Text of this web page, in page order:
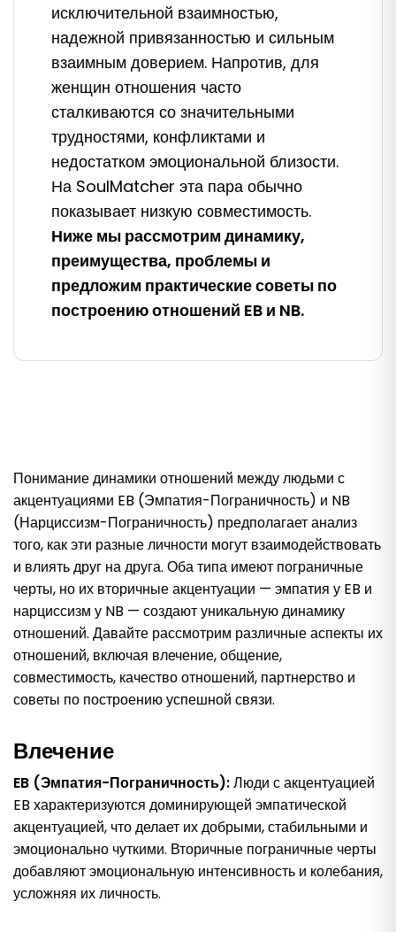
исключительной взаимностью,
надежной привязанностью и сильным
взаимным доверием. Напротив, для
женщин отношения часто
сталкиваются со значительными
трудностями, конфликтами и
недостатком эмоциональной близости.
На SoulMatcher эта пара обычно
показывает низкую совместимость.
Ниже мы рассмотрим динамику,
преимущества, проблемы и
предложим практические советы по
построению отношений EB и NB.
Понимание динамики отношений между людьми с
акцентуациями EB (Эмпатия-Пограничность) и NB
(Нарциссизм-Пограничность) предполагает анализ
того, как эти разные личности могут взаимодействовать
и влиять друг на друга. Оба типа имеют пограничные
черты, но их вторичные акцентуации — эмпатия у EB и
нарциссизм у NB — создают уникальную динамику
отношений. Давайте рассмотрим различные аспекты их
отношений, включая влечение, общение,
совместимость, качество отношений, партнерство и
советы по построению успешной связи.
Влечение
EB (Эмпатия-Пограничность):Люди с акцентуацией
EB характеризуются доминирующей эмпатической
акцентуацией, что делает их добрыми, стабильными и
эмоционально чуткими. Вторичные пограничные черты
добавляют эмоциональную интенсивность и колебания,
усложняя их личность.